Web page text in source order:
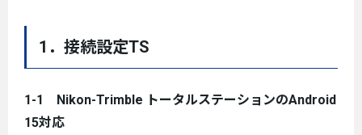
1．接続設定TS
1-1 Nikon-Trimble トータルステーションのAndroid
15対応